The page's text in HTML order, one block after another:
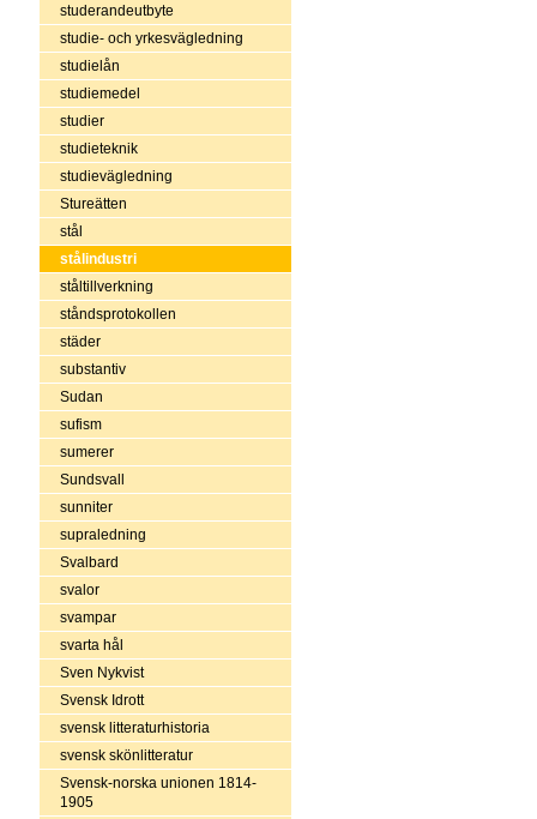
studerandeutbyte
studie- och yrkesvägledning
studielån
studiemedel
studier
studieteknik
studievägledning
Stureätten
stål
stålindustri
ståltillverkning
ståndsprotokollen
städer
substantiv
Sudan
sufism
sumerer
Sundsvall
sunniter
supraledning
Svalbard
svalor
svampar
svarta hål
Sven Nykvist
Svensk Idrott
svensk litteraturhistoria
svensk skönlitteratur
Svensk-norska unionen 1814-
1905